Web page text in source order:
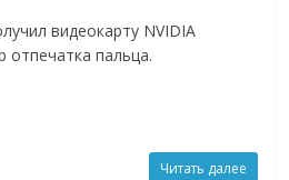
видеокарту NVIDIA
отпечатка пальца.
Читать далее